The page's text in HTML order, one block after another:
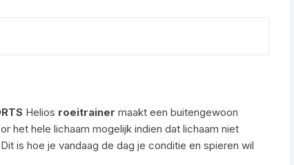
Helios roeitrainer maakt een buitengewoon
het hele lichaam mogelijk indien dat lichaam niet
is hoe je vandaag de dag je conditie en spieren wil